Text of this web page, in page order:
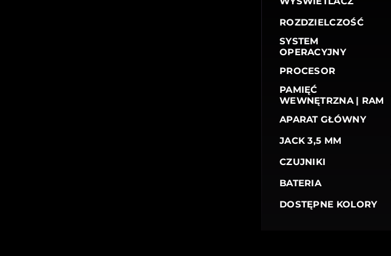
ROZDZIELCZOŚĆ
SYSTEM
OPERACYJNY
PROCESOR
PAMIĘĆ
WEWNĘTRZNA | RAM
APARAT GŁÓWNY
JACK 3,5 MM
CZUJNIKI
BATERIA
DOSTĘPNE KOLORY